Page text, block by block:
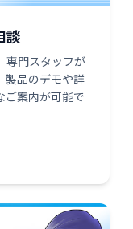
談
専門スタッフが
製品のデモや詳
ご案内が可能で